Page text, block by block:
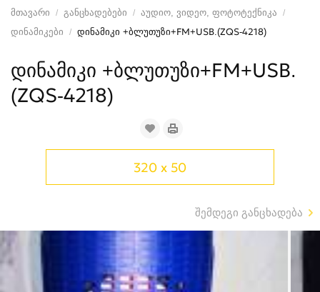
მთავარი განცხადებები
აუდიო, ვიდეო, ფოტოტექნიკა
დინამიკები
დინამიკი +ბლუთუზი+FM+USB.(ZQS-4218)
დინამიკი +ბლუთუზი+FM+USB.
(ZQS-4218)
320 x 50
შემდეგი განცხადება